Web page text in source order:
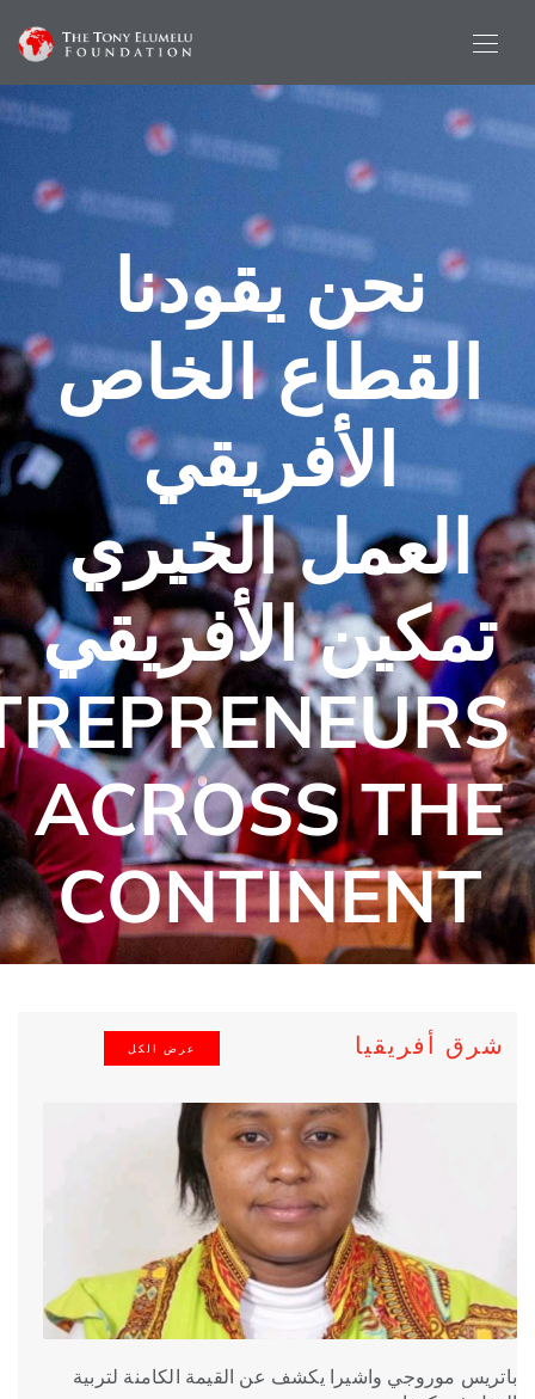
نحن يقودنا
القطاع الخاص
الأفريقي
العمل الخيري
تمكين الأفريقي
ACROSS THE
CONTINENT
شرق أفريقيا عرض الكل
باتريس موروجي واشيرا يكشف عن القيمة الكامنة لتربية